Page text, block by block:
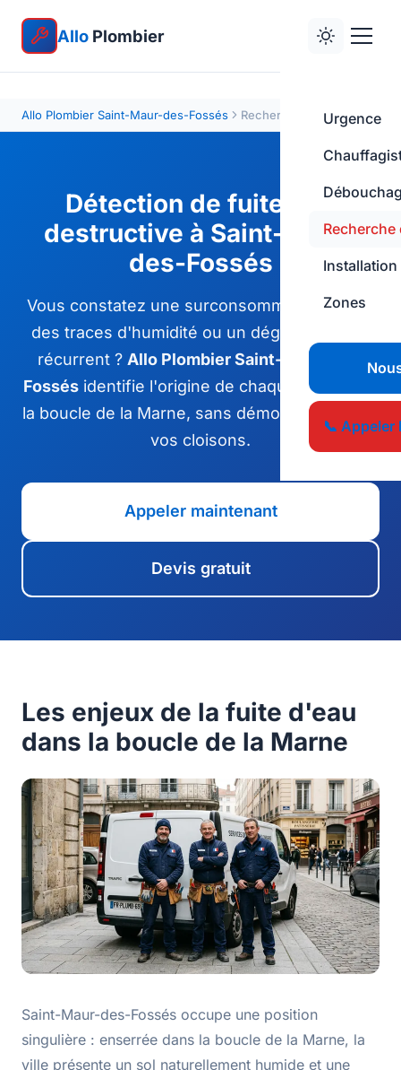
Allo Plombier
Urgence
Recherche
Installation
Zones
📞 Appeler
Allo Plombier Saint-Maur-des-Fossés Recherche de fuite
Détection de fuite non
destructive à Saint-Maur-
des-Fossés
Vous constatez une surconsommation d'eau,
des traces d'humidité ou un dégât des eaux
récurrent ? Allo Plombier Saint-Maur-des-
Fossés identifie l'origine de chaque fuite dans
la boucle de la Marne, sans démolir vos sols ni
vos cloisons.
Appeler maintenant
Devis gratuit
Les enjeux de la fuite d'eau
dans la boucle de la Marne
Saint-Maur-des-Fossés occupe une position
singulière : enserrée dans la boucle de la Marne, la
ville présente un sol naturellement humide et une